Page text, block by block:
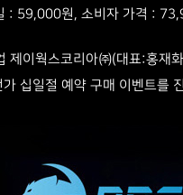
59,000원, 소비자 가격 :
제이웍스코리아㈜(대표:홍
십일절 예약 구매 이벤트를